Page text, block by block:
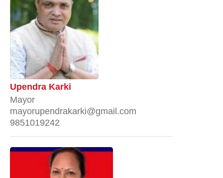
Upendra Karki
Mayor
mayorupendrakarki@gmail.com
9851019242